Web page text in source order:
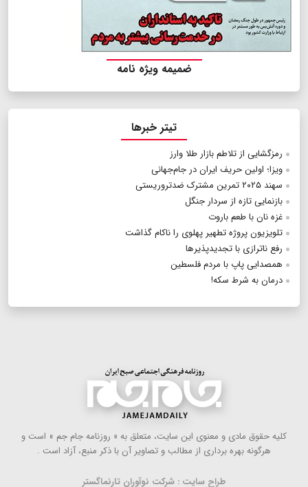
ضمیمه ویژه نامه
تیتر خبرها
رمزگشایی از تلاطم بازار طلا وارز
ویزا؛ اولین حریف ایران در جام‌جهانی
سهند ۲۰۲۵ تمرین مشترک ضدتروریستی
بازنمایی تازه از سردار جنگل
غزه نان با طعم باروت
تلویزیون پروژه تطهیر پهلوی را ناکام گذاشت
رفع ناترازی با تجدیدپذیرها
همصدایی پاپ با مردم فلسطین
درمان به شرط سکه!
كلیه حقوق مادی و معنوی این سایت، متعلق به « روزنامه جام جم » است و
هرگونه بهره ‌برداری از مطالب و تصاویر آن با ذكر منبع، آزاد است .
طراح سایت : شرکت نوآوران تارنماگستر